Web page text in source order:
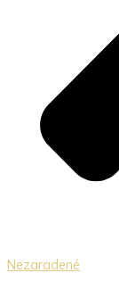
Nezaradené